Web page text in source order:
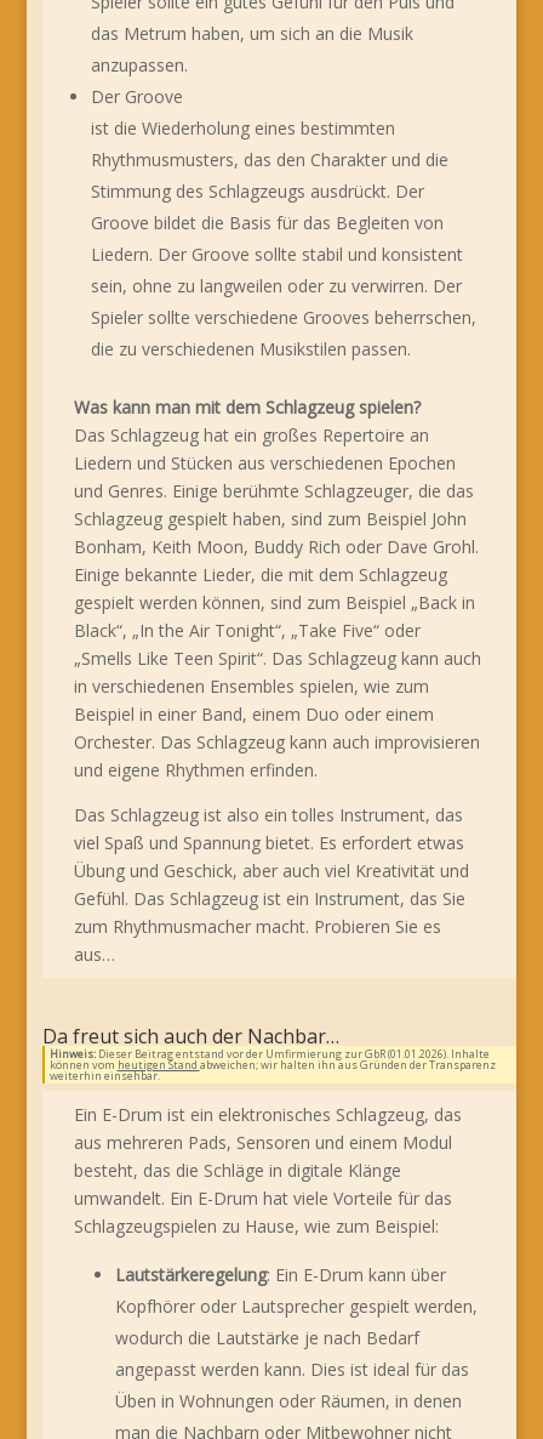
das Metrum haben, um sich an die Musik
anzupassen.
Der Groove
ist die Wiederholung eines bestimmten
Rhythmusmusters, das den Charakter und die
Stimmung des Schlagzeugs ausdrückt. Der
Groove bildet die Basis für das Begleiten von
Liedern. Der Groove sollte stabil und konsistent
sein, ohne zu langweilen oder zu verwirren. Der
Spieler sollte verschiedene Grooves beherrschen,
die zu verschiedenen Musikstilen passen.
Was kann man mit dem Schlagzeug spielen?
Das Schlagzeug hat ein großes Repertoire an
Liedern und Stücken aus verschiedenen Epochen
und Genres. Einige berühmte Schlagzeuger, die das
Schlagzeug gespielt haben, sind zum Beispiel John
Bonham, Keith Moon, Buddy Rich oder Dave Grohl.
Einige bekannte Lieder, die mit dem Schlagzeug
gespielt werden können, sind zum Beispiel „Back in
Black“, „In the Air Tonight“, „Take Five“ oder
„Smells Like Teen Spirit“. Das Schlagzeug kann auch
in verschiedenen Ensembles spielen, wie zum
Beispiel in einer Band, einem Duo oder einem
Orchester. Das Schlagzeug kann auch improvisieren
und eigene Rhythmen erfinden.
Das Schlagzeug ist also ein tolles Instrument, das
viel Spaß und Spannung bietet. Es erfordert etwas
Übung und Geschick, aber auch viel Kreativität und
Gefühl. Das Schlagzeug ist ein Instrument, das Sie
zum Rhythmusmacher macht. Probieren Sie es
aus…
Da freut sich auch der Nachbar…
Hinweis:Dieser Beitrag entstand vor der Umfirmierung zur GbR (01.01.2026). Inhalte
können vom heutigen Stand abweichen; wir halten ihn aus Gründen der Transparenz
weiterhin einsehbar.
Ein E-Drum ist ein elektronisches Schlagzeug, das
aus mehreren Pads, Sensoren und einem Modul
besteht, das die Schläge in digitale Klänge
umwandelt. Ein E-Drum hat viele Vorteile für das
Schlagzeugspielen zu Hause, wie zum Beispiel:
Lautstärkeregelung: Ein E-Drum kann über
Kopfhörer oder Lautsprecher gespielt werden,
wodurch die Lautstärke je nach Bedarf
angepasst werden kann. Dies ist ideal für das
Üben in Wohnungen oder Räumen, in denen
man die Nachbarn oder Mitbewohner nicht